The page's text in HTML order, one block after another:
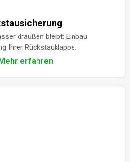
draußen bleibt: Einbau
Ihrer Rückstauklappe.
erfahren